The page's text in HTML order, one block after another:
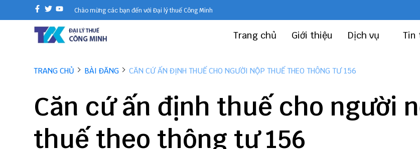
Chào mừng các bạn đến với Đại lý thuế Công Minh
Trang chủ Giới thiệu Dịch vụ Tin
TRANG CHỦ BÀI ĐĂNG CĂN CỨ ẤN ĐỊNH THUẾ CHO NGƯỜI NỘP THUẾ THEO THÔNG TƯ 156
Căn cứ ấn định thuế cho người
thuế theo thông tư 156